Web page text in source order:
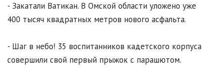
- Закатали Ватикан. В Омской области уложено уже
400 тысяч квадратных метров нового асфальта.
- Шаг в небо! 35 воспитанников кадетского корпуса
совершили свой первый прыжок с парашютом.